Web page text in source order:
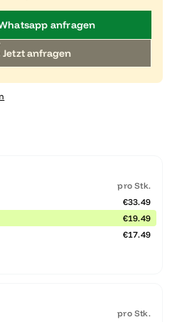
anfragen
Jetzt anfragen
pro Stk.
€33.49
€19.49
€17.49
pro Stk.